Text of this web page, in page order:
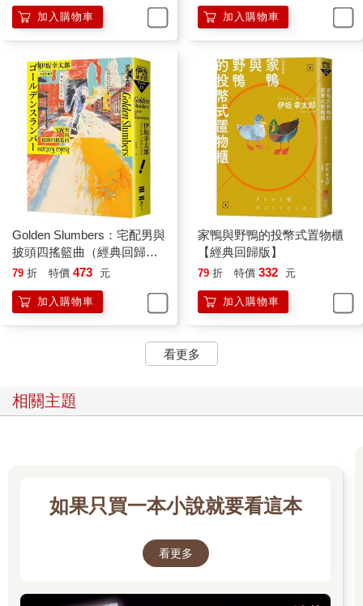
顯眼之處，有一群馴鹿很認真地跑著。
牠們沒發出腳步聲，非常安靜。
在練習場深處跑道上的幾頭馴鹿，則實際拉著雪橇，在高台上練
習跳躍移動。
野村會依序走近各小隊的負責人、看著馴鹿資料的人，確認每支
小隊的狀態。雖然沒有馴鹿生病或受傷，不過，只要接近聖誕節
的一週前，就會有馴鹿受傷，完全不能大意。
「野村先生，第五小隊的J沒問題嗎？」
不知何時，一個高瘦的男人站在野村身邊。他一頭短髮、五官端
正，是御子柴。
「司機來這裡幹麼？」野村抬頭看著對方。
「我很在意，畢竟當天要和牠一起工作啊。」
「也對。不過，為了讓牠們能順利工作，我們會做好狀態管理。
給牠們具有充分營養的三餐，和適當的訓練行程，沒問題。」
「可是，聽說J有點狀況不佳。」
「八卦真可怕。」野村半開玩笑地說，同時認真地嘆一口氣，
「那傢伙啊，本來就是路痴。飛到空中的瞬間，立刻忘記哪邊是
地面。」
「這實在太糟糕了。」
「如果只有牠一個人，的確很麻煩，不過，牠總是和M或N一起，
沒什麼好擔心的。J除了是路痴之外，腳力和處理逆風的能力非常
向狠狠撞上天花板，恰巧司機來參觀，簡直嚇壞了。咦，你在笑
什麼？」
內剩下的戰鬥機，不是嗎？」
野村盤起雙臂，緊盯著各自努力訓練的馴鹿。戴上專用的護目
鏡，可看到每隻馴鹿的身分標記，不過，野村只憑毛色或體型大
「那是什麼訓練？」御子柴指著左邊問。馴鹿以五隻╳兩隻的隊
加入購物車 加入購物車
Golden Slumbers：宅配男與
披頭四搖籃曲（經典回歸
版）
79 折 特價 473 元
加入購物車
家鴨與野鴨的投幣式置物櫃
【經典回歸版】
79 折 特價 332 元
加入購物車
看更多
相關主題
如果只買一本小說就要看這本
看更多